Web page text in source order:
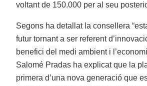
voltant de 150.000 per al seu
Segons ha detallat la consellera
futur tornant a ser referent
benefici del medi ambient i
Salomé Pradas ha explicat que la
primera d’una nova generació que